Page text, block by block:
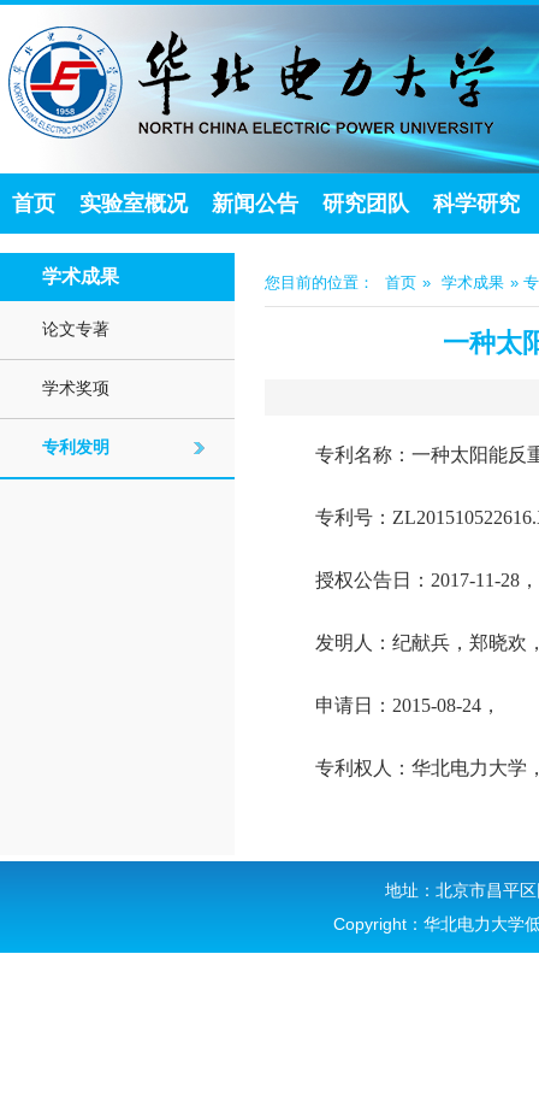
首页 实验室概况 新闻公告 研究团队 科学研究
学术成果
论文专著
学术奖项
专利发明
您目前的位置： 首页 » 学术成果 »
一种太
专利名称：一种太阳能反
专利号：
授权公告日： 2017-11-28 ，
发明人：纪献兵，郑晓欢
申请日： 2015-08-24 ，
专利权人：华北电力大学
地址：北京市昌平
Copyright：华北电力大学